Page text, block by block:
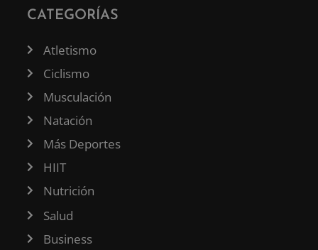
CATEGORÍAS
Atletismo
Ciclismo
Musculación
Natación
Más Deportes
HIIT
Nutrición
Salud
Business